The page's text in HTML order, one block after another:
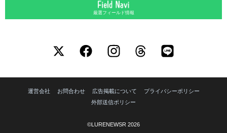
厳選フィールド情報
運営会社 お問合わせ 広告掲載について
プライバシーポリシー
外部送信ポリシー
©LURENEWSR 2026